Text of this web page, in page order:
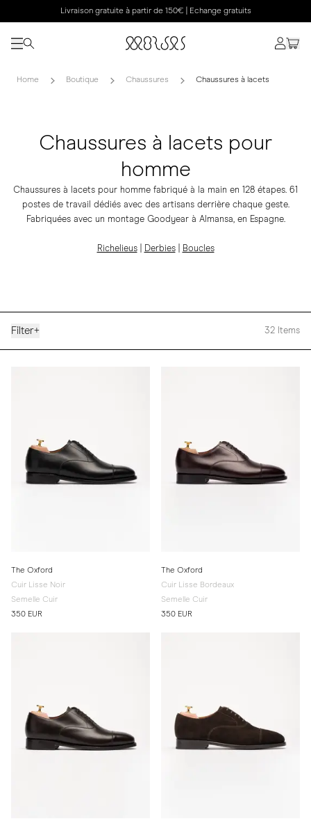
Livraison gratuite à partir de 150€ | Echange gratuits
Home Boutique Chaussures Chaussures à lacets
Chaussures à lacets pour
homme
Chaussures à lacets pour homme fabriqué à la main en 128 étapes. 61
postes de travail dédiés avec des artisans derrière chaque geste.
Fabriquées avec un montage Goodyear à Almansa, en Espagne.
Richelieus| Derbies| Boucles
Filter+ 32 Items
The Oxford
Cuir Lisse Noir
Semelle Cuir
350 EUR
The Oxford
Cuir Lisse Bordeaux
Semelle Cuir
350 EUR